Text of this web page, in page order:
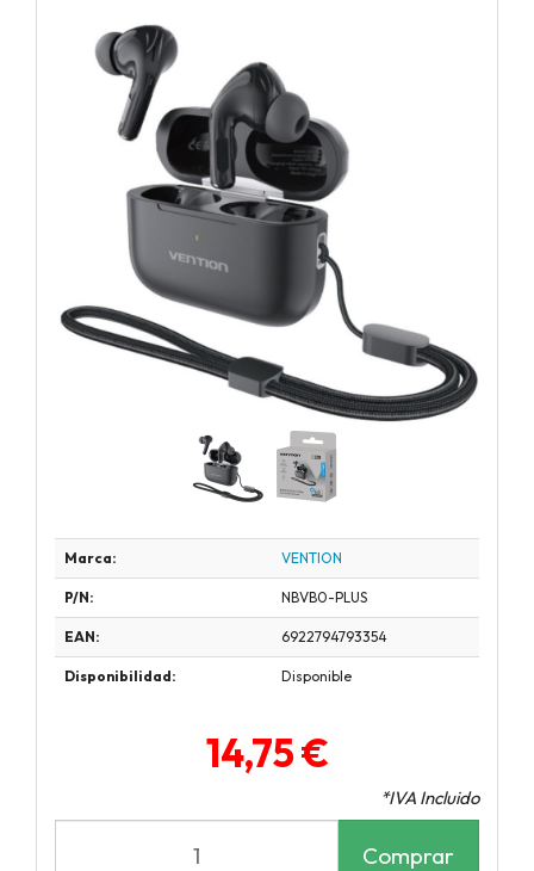
Marca: VENTION
P/N: NBVB0-PLUS
EAN: 6922794793354
Disponibilidad: Disponible
14,75 €
*IVA Incluido
Comprar